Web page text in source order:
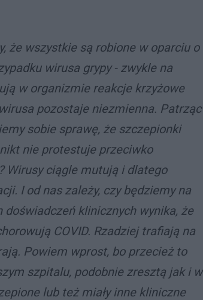
że wszystkie są robione w oparciu o
wirusa grypy - zwykle na
w organizmie reakcje krzyżowe
pozostaje niezmienna. Patrząc
sobie sprawę, że szczepionki
nie protestuje przeciwko
Wirusy ciągle mutują i dlatego
I od nas zależy, czy będziemy na
doświadczeń klinicznych wynika, że
COVID. Rzadziej trafiają na
Powiem wprost, bo przecież to
szpitalu, podobnie zresztą jak i w
lub też miały inne kliniczne